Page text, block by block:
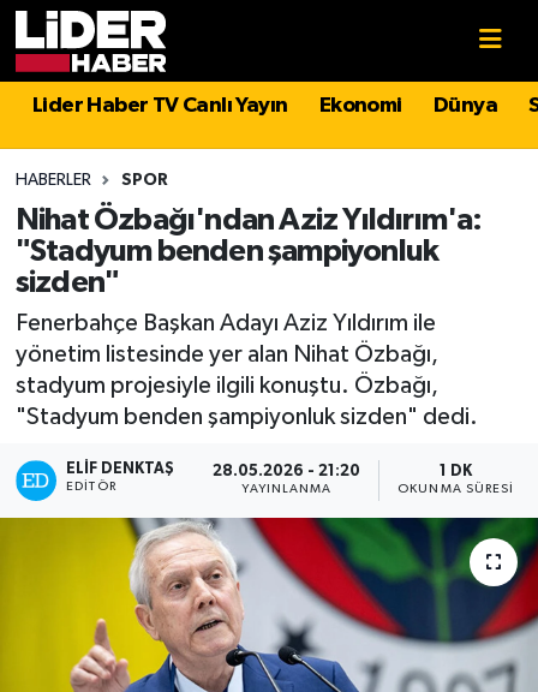
Lider Haber TV Canlı Yayın Ekonomi Dünya
HABERLER SPOR
Nihat Özbağı'ndan Aziz Yıldırım'a:
"Stadyum benden şampiyonluk
sizden"
Fenerbahçe Başkan Adayı Aziz Yıldırım ile
yönetim listesinde yer alan Nihat Özbağı,
stadyum projesiyle ilgili konuştu. Özbağı,
"Stadyum benden şampiyonluk sizden" dedi.
ELIF DENKTAŞ
EDITÖR
28.05.2026 - 21:20
YAYINLANMA
1 DK
OKUNMA SÜRESI
Politika
Asayiş
Dünya
Magazin
Spor
Sağlık
Teknoloji
Turizm
Kültür - Sanat
Hava Durumu
İstanbul Namaz Vakitleri
Trafik Durumu
Süper Lig Puan Durumu ve Fikstür
Tüm Manşetler
Son Dakika Haberleri
Haber Arşivi